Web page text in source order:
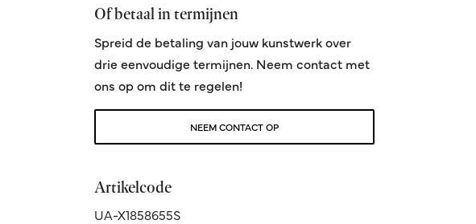
Of betaal in termijnen
Spreid de betaling van jouw kunstwerk over
drie eenvoudige termijnen. Neem contact met
ons op om dit te regelen!
NEEM CONTACT OP
Artikelcode
UA-X1858655S